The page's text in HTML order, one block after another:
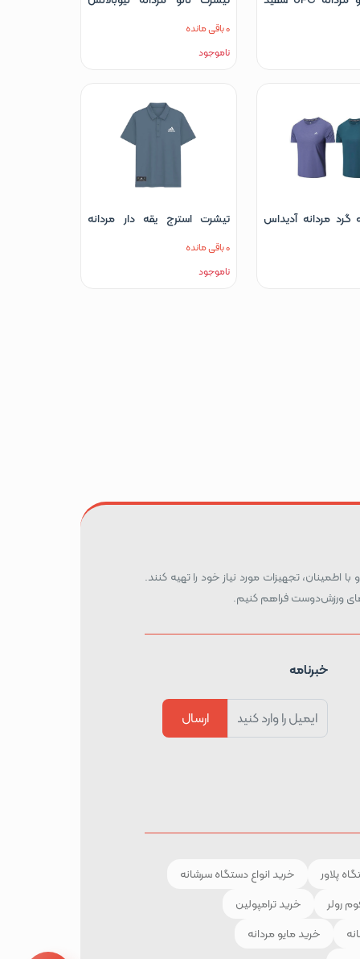
0 باقی مانده
ناموجود
گرد مردانه آدیداس
تیشرت استرج یقه دار مردانه
0 باقی مانده
ناموجود
اطمینان، تجهیزات مورد نیاز خود را تهیه کنند.
ورزش‌دوست فراهم کنیم.
خبرنامه
ارسال
پلاور
خرید انواع دستگاه سرشانه
رولر
خرید ترامپولین
خرید مایو مردانه